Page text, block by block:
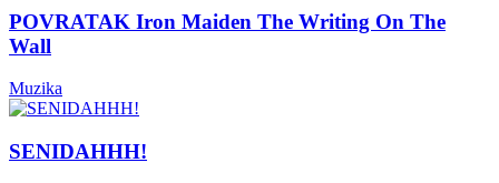
POVRATAK Iron Maiden The Writing On The
Wall
Muzika
SENIDAHHH!